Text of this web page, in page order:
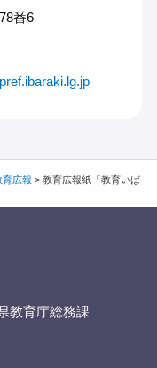
番6
育広報 > 教育広報紙「教育いば
教育庁総務課